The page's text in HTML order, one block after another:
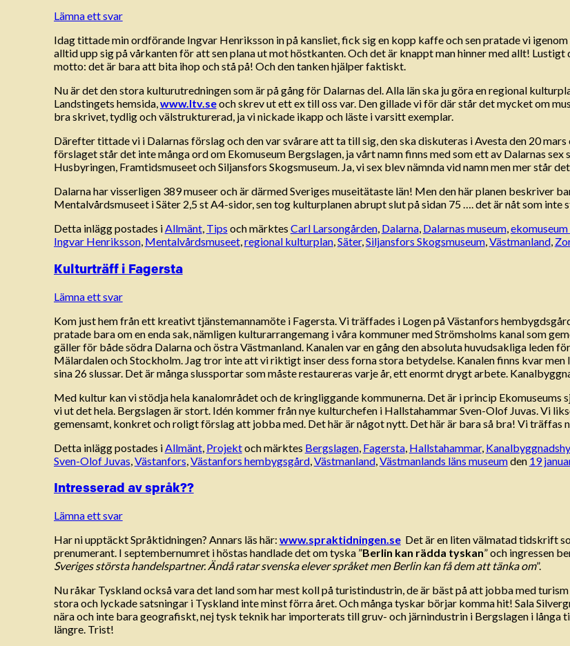
Lämna ett svar
Idag tittade min ordförande Ingvar Henriksson in på kansliet, fick sig en kopp kaffe och sen pratade vi
alltid upp sig på vårkanten för att sen plana ut mot höstkanten. Och det är knappt man hinner med allt! Lustigt
motto: det är bara att bita ihop och stå på! Och den tanken hjälper faktiskt.
Nu är det den stora kulturutredningen som är på gång för Dalarnas del. Alla län ska ju göra en regional
Landstingets hemsida,www.ltv.seoch skrev ut ett ex till oss var. Den gillade vi för där står det mycket om
bra skrivet, tydlig och välstrukturerad, ja vi nickade ikapp och läste i varsitt exemplar.
Därefter tittade vi i Dalarnas förslag och den var svårare att ta till sig, den ska diskuteras i Avesta den 20 mars
förslaget står det inte många ord om Ekomuseum Bergslagen, ja vårt namn finns med som ett av Dalarnas
Husbyringen, Framtidsmuseet och Siljansfors Skogsmuseum. Ja, vi sex blev nämnda vid namn men mer står
Dalarna har visserligen 389 museer och är därmed Sveriges museitätaste län! Men den här planen beskriver
Mentalvårdsmuseet i Säter 2,5 st A4-sidor, sen tog kulturplanen abrupt slut på sidan 75 …. det är nåt som
Detta inlägg postades iAllmänt, Tips och märktes Carl Larsongården, Dalarna, Dalarnas museum,
Ingvar Henriksson, Mentalvårdsmuseet,regional kulturplan,Säter,Siljansfors Skogsmuseum,Västmanland,
Kulturträff i Fagersta
Lämna ett svar
Kom just hem från ett kreativt tjänstemannamöte i Fagersta. Vi träffades i Logen på Västanfors
pratade bara om en enda sak, nämligen kulturarrangemang i våra kommuner med Strömsholms kanal som
gäller för både södra Dalarna och östra Västmanland. Kanalen var en gång den absoluta huvudsakliga leden
Mälardalen och Stockholm. Jag tror inte att vi riktigt inser dess forna stora betydelse. Kanalen finns kvar
sina 26 slussar. Det är många slussportar som måste restaureras varje år, ett enormt drygt arbete.
Med kultur kan vi stödja hela kanalområdet och de kringliggande kommunerna. Det är i princip
vi ut det hela. Bergslagen är stort. Idén kommer från nye kulturchefen i Hallstahammar Sven-Olof Juvas. Vi
gemensamt, konkret och roligt förslag att jobba med. Det här är något nytt. Det här är bara så bra! Vi träffas
Detta inlägg postades i Allmänt, Projektoch märktes Bergslagen, Fagersta, Hallstahammar,
Sven-Olof Juvas Västanfors Västanfors hembygsgård, Västmanland, Västmanlands läns museumden 19
Intresserad av språk??
Lämna ett svar
Har ni upptäckt Språktidningen? Annars läs här: www.spraktidningen.seDet är en liten välmatad tidskrift
prenumerant. I septembernumret i höstas handlade det om tyska ”Berlin kan rädda tyskan” och ingressen
Sveriges största handelspartner. Ändå ratar svenska elever språket men Berlin kan få dem att tänka om”.
Nu råkar Tyskland också vara det land som har mest koll på turistindustrin, de är bäst på att jobba med
stora och lyckade satsningar i Tyskland inte minst förra året. Och många tyskar börjar komma hit! Sala
nära och inte bara geografiskt, nej tysk teknik har importerats till gruv- och järnindustrin i Bergslagen i långa
längre. Trist!